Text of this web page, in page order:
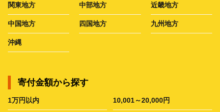
関東地方 中部地方 近畿地方
中国地方 四国地方 九州地方
沖縄
寄付金額から探す
1万円以内 10,001～20,000円